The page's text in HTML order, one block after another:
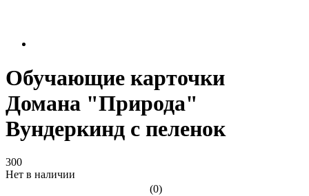
Обучающие карточки
Домана "Природа"
Вундеркинд с пеленок
300
Нет в наличии
(0)